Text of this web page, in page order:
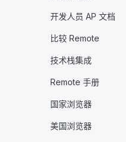
开发人员 AP 文档
比较 Remote
技术栈集成
Remote 手册
国家浏览器
美国浏览器